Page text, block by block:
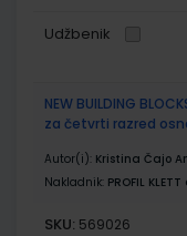
Udžbenik
NEW BUILDING
za četvrti razred
Autor(i): Kristina Čajo
Nakladnik: PROFIL KLETT
SKU: 569026